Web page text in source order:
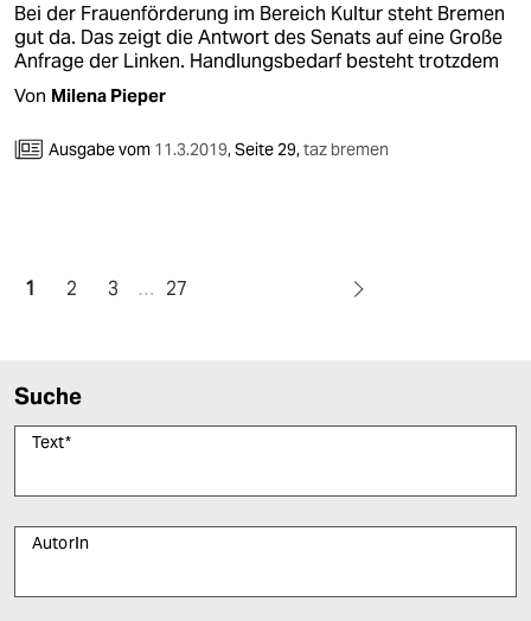
Bei der Frauenförderung im Bereich Kultur steht Bremen
gut da. Das zeigt die Antwort des Senats auf eine Große
Anfrage der Linken. Handlungsbedarf besteht trotzdem
Von Milena Pieper
Ausgabe vom 11.3.2019,Seite 29,taz bremen
1 2 3 … 27
Suche
Text*
AutorIn